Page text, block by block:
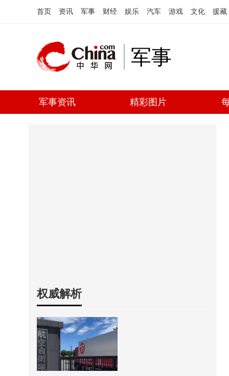
首页 资讯 军事 财经 娱乐 汽车 游戏 文化 援藏
军事
军事资讯 精彩图片
权威解析